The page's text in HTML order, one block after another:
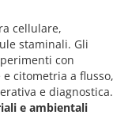
cellulare,
staminali. Gli
con
citometria a flusso,
e diagnostica.
e ambientali